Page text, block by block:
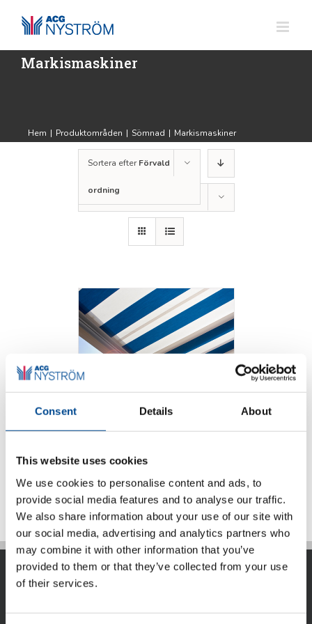
Consent Details About
This website uses cookies
We use cookies to personalise content and ads, to
provide social media features and to analyse our traffic.
We also share information about your use of our site with
our social media, advertising and analytics partners who
may combine it with other information that you’ve
provided to them or that they’ve collected from your use
of their services.
innehållet
Markismaskiner
Hem | Produktområden | Sömnad | Markismaskiner
Sortera efterFörvald
ordning
12 produkter
Markismaskiner
Detaljer